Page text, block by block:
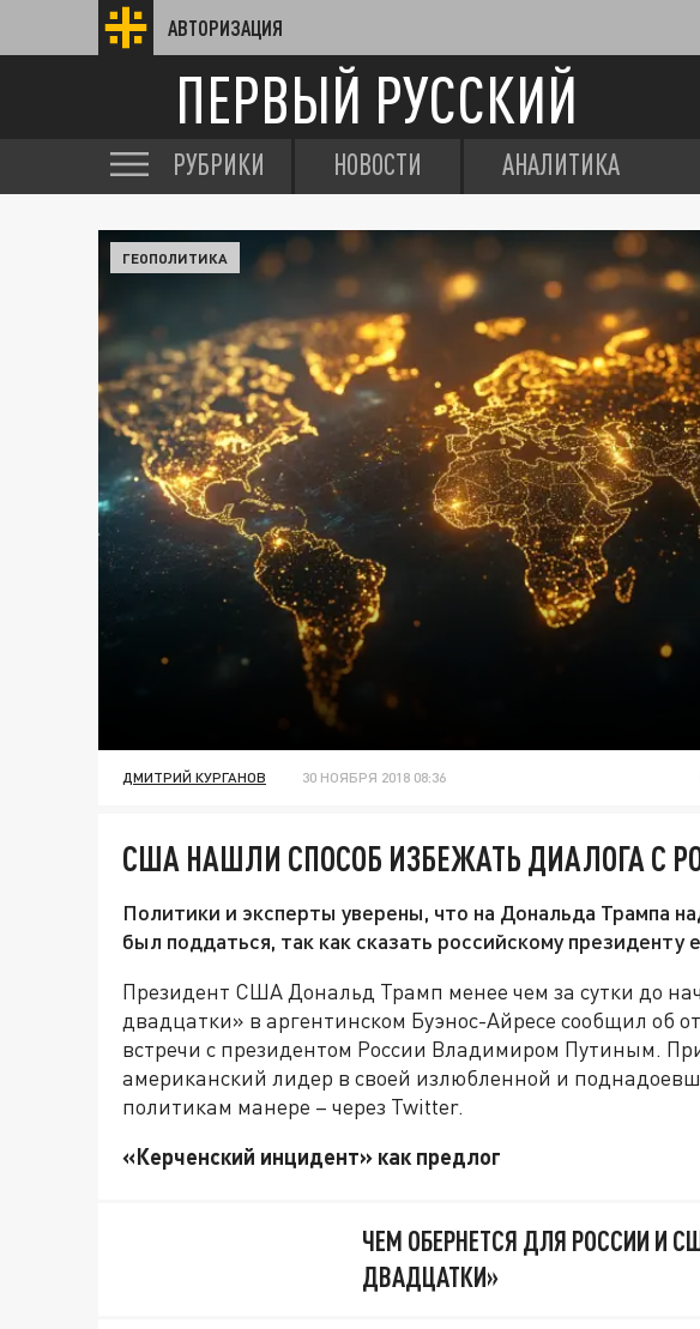
АВТОРИЗАЦИЯ
ПЕРВЫЙ РУССКИЙ
РУБРИКИ НОВОСТИ АНАЛИТИКА
ГЕОПОЛИТИКА
ДМИТРИЙ КУРГАНОВ 30 НОЯБРЯ 2018 08:36
США НАШЛИ СПОСОБ ИЗБЕЖАТЬ ДИАЛОГА С
Политики и эксперты уверены, что на Дональда Трампа
был поддаться, так как сказать российскому президенту
Президент США Дональд Трамп менее чем за сутки до
двадцатки» в аргентинском Буэнос-Айресе сообщил об
встречи с президентом России Владимиром Путиным.
американский лидер в своей излюбленной и
политикам манере – через Twitter.
«Керченский инцидент» как предлог
ЧЕМ ОБЕРНЕТСЯ ДЛЯ РОССИИ И
ДВАДЦАТКИ»